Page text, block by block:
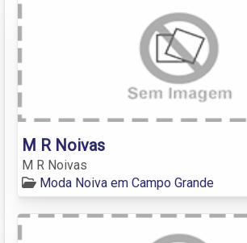
M R Noivas
M R Noivas
Moda Noiva em Campo Grande